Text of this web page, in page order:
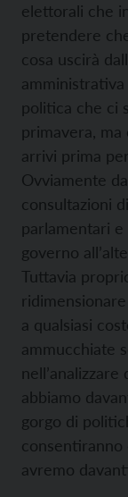
elettorali che
pretendere
cosa uscirà
politica che ci
primavera,
arrivi prima
Ovviamente
consultazioni
parlamentari
governo
Tuttavia
a qualsiasi
ammucchiate
abbiamo
gorgo di
consentiranno
avremo